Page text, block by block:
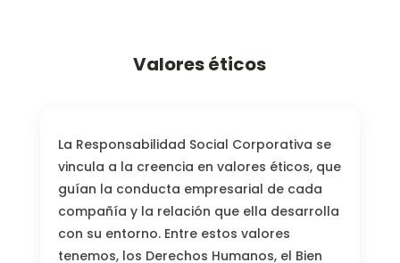
Valores éticos
La Responsabilidad Social Corporativa se
vincula a la creencia en valores éticos, que
guían la conducta empresarial de cada
compañía y la relación que ella desarrolla
con su entorno. Entre estos valores
tenemos, los Derechos Humanos, el Bien